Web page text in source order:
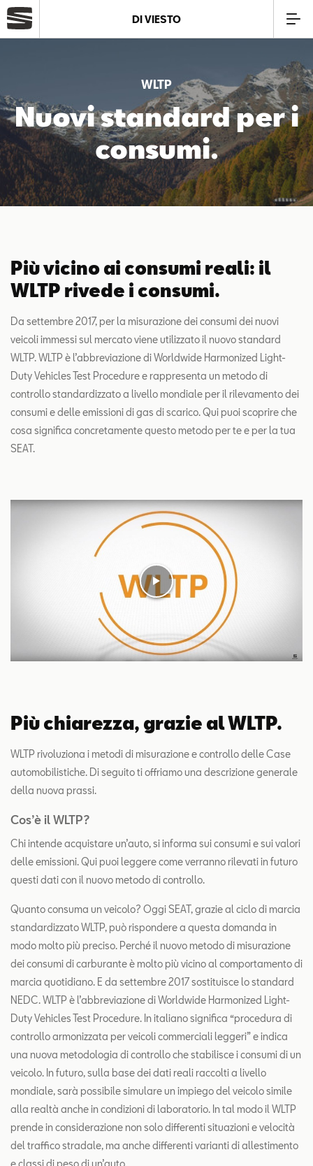
Modelli
Offerte
Service
SEAT Usato Certificato
Contatti
Configuratore
DI VIESTO
WLTP
Nuovi standard per i
consumi.
Più vicino ai consumi reali: il
WLTP rivede i consumi.
Da settembre 2017, per la misurazione dei consumi dei nuovi
veicoli immessi sul mercato viene utilizzato il nuovo standard
WLTP. WLTP è l’abbreviazione di Worldwide Harmonized Light-
Duty Vehicles Test Procedure e rappresenta un metodo di
controllo standardizzato a livello mondiale per il rilevamento dei
consumi e delle emissioni di gas di scarico. Qui puoi scoprire che
cosa significa concretamente questo metodo per te e per la tua
SEAT.
Più chiarezza, grazie al WLTP.
WLTP rivoluziona i metodi di misurazione e controllo delle Case
automobilistiche. Di seguito ti offriamo una descrizione generale
della nuova prassi.
Cos’è il WLTP?
Chi intende acquistare un’auto, si informa sui consumi e sui valori
delle emissioni. Qui puoi leggere come verranno rilevati in futuro
questi dati con il nuovo metodo di controllo.
Quanto consuma un veicolo? Oggi SEAT, grazie al ciclo di marcia
standardizzato WLTP, può rispondere a questa domanda in
modo molto più preciso. Perché il nuovo metodo di misurazione
dei consumi di carburante è molto più vicino al comportamento di
marcia quotidiano. E da settembre 2017 sostituisce lo standard
NEDC. WLTP è l’abbreviazione di Worldwide Harmonized Light-
Duty Vehicles Test Procedure. In italiano significa “procedura di
controllo armonizzata per veicoli commerciali leggeri” e indica
una nuova metodologia di controllo che stabilisce i consumi di un
veicolo. In futuro, sulla base dei dati reali raccolti a livello
mondiale, sarà possibile simulare un impiego del veicolo simile
alla realtà anche in condizioni di laboratorio. In tal modo il WLTP
prende in considerazione non solo differenti situazioni e velocità
del traffico stradale, ma anche differenti varianti di allestimento